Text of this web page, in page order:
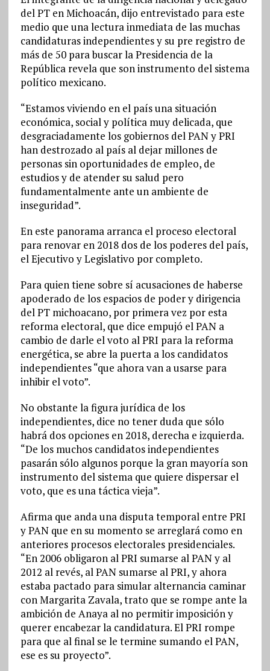
del PT en Michoacán, dijo entrevistado para este
medio que una lectura inmediata de las muchas
candidaturas independientes y su pre registro de
más de 50 para buscar la Presidencia de la
República revela que son instrumento del sistema
político mexicano.
“Estamos viviendo en el país una situación
económica, social y política muy delicada, que
desgraciadamente los gobiernos del PAN y PRI
han destrozado al país al dejar millones de
personas sin oportunidades de empleo, de
estudios y de atender su salud pero
fundamentalmente ante un ambiente de
inseguridad”.
En este panorama arranca el proceso electoral
para renovar en 2018 dos de los poderes del país,
el Ejecutivo y Legislativo por completo.
Para quien tiene sobre sí acusaciones de haberse
apoderado de los espacios de poder y dirigencia
del PT michoacano, por primera vez por esta
reforma electoral, que dice empujó el PAN a
cambio de darle el voto al PRI para la reforma
energética, se abre la puerta a los candidatos
independientes “que ahora van a usarse para
inhibir el voto”.
No obstante la figura jurídica de los
independientes, dice no tener duda que sólo
habrá dos opciones en 2018, derecha e izquierda.
“De los muchos candidatos independientes
pasarán sólo algunos porque la gran mayoría son
instrumento del sistema que quiere dispersar el
voto, que es una táctica vieja”.
Afirma que anda una disputa temporal entre PRI
y PAN que en su momento se arreglará como en
anteriores procesos electorales presidenciales.
“En 2006 obligaron al PRI sumarse al PAN y al
2012 al revés, al PAN sumarse al PRI, y ahora
estaba pactado para simular alternancia caminar
con Margarita Zavala, trato que se rompe ante la
ambición de Anaya al no permitir imposición y
querer encabezar la candidatura. El PRI rompe
para que al final se le termine sumando el PAN,
ese es su proyecto”.